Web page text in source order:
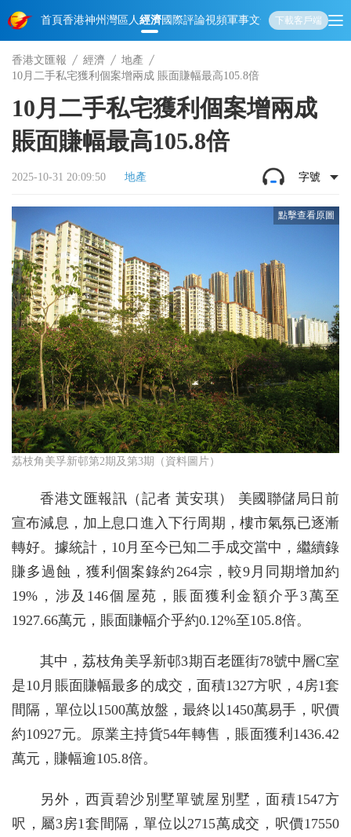
首頁香港神州 灣區人經濟國際評論視頻軍事文化 娛樂生活教育體
下載客戶端
香港文匯報 經濟
地產
10月二手私宅獲利個案增兩成 賬面賺幅最高105.8倍
10月二手私宅獲利個案增兩成
賬面賺幅最高105.8倍
2025-10-31 20:09:50 地產 字號
荔枝角美孚新邨第2期及第3期（資料圖片）
香港文匯報訊（記者 黃安琪） 美國聯儲局日前
宣布減息，加上息口進入下行周期，樓市氣氛已逐漸
轉好。據統計，10月至今已知二手成交當中，繼續錄
賺多過蝕，獲利個案錄約264宗，較9月同期增加約
19%，涉及146個屋苑，賬面獲利金額介乎3萬至
1927.66萬元，賬面賺幅介乎約0.12%至105.8倍。
其中，荔枝角美孚新邨3期百老匯街78號中層C室
是10月賬面賺幅最多的成交，面積1327方呎，4房1套
間隔，單位以1500萬放盤，最終以1450萬易手，呎價
約10927元。原業主持貨54年轉售，賬面獲利1436.42
萬元，賺幅逾105.8倍。
另外，西貢碧沙別墅單號屋別墅，面積1547方
呎，屬3房1套間隔，單位以2715萬成交，呎價17550